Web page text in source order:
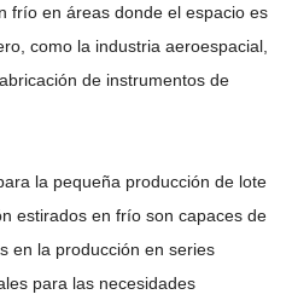
frío en áreas donde el espacio es
como la industria aeroespacial,
de instrumentos de
la pequeña producción de lote
estirados en frío son capaces de
en la producción en series
para las necesidades